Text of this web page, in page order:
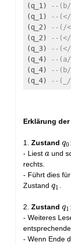
(q_1)
--(b/
(q_1)
--(</
(q_2)
--(/
(q_2)
--(</
(q_3)
--(</
(q_4)
--(a/
(q_4)
--(b/
(q_4)
--(_/
Erklärung
1. Zustand q_0
q0 :
- Liest a
a und
rechts.
- Führt dies
Zustand q_1
q1
2. Zustand q_1
q1 :
- Weiteres
- Wenn Ende